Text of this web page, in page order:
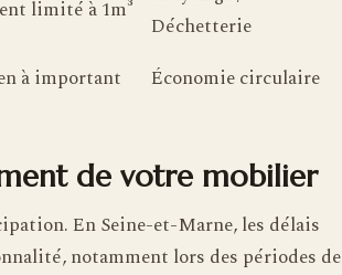
limité à 1m³
Déchetterie
à important Économie circulaire
de votre mobilier
En Seine-et-Marne, les délais
notamment lors des périodes de